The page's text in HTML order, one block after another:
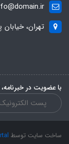
تهران، خیابان
با عضویت در
ساخت سایت توسط